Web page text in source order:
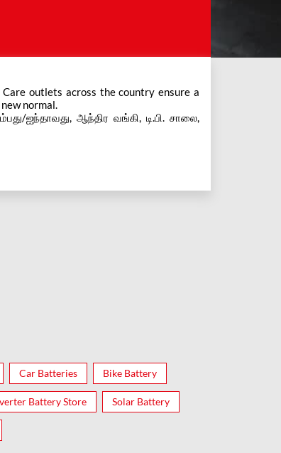
normal.
ஐந்தாவது, ஆந்திர வங்கி, டி.பி. சாலை,
Car Batteries Bike Battery
Battery Store Solar Battery